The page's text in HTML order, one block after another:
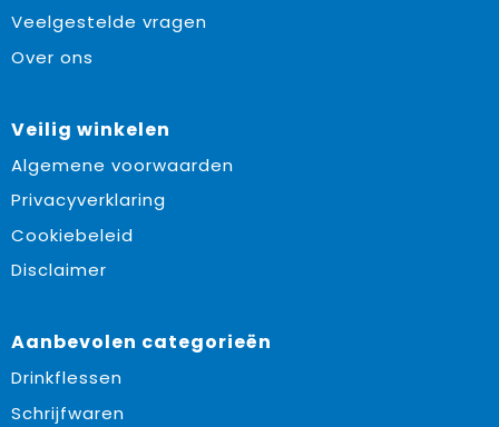
Veelgestelde vragen
Over ons
Veilig winkelen
Algemene voorwaarden
Privacyverklaring
Cookiebeleid
Disclaimer
Aanbevolen categorieën
Drinkflessen
Schrijfwaren